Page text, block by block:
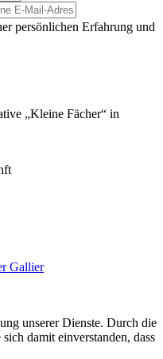
persönlichen Erfahrung und
„Kleine Fächer“ in
Gallier
unserer Dienste. Durch die
damit einverstanden, dass